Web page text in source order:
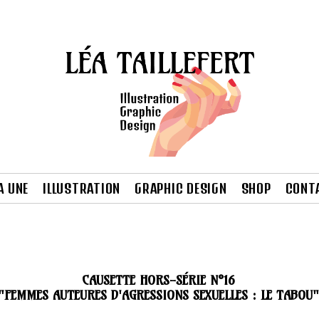
UNE ILLUSTRATION GRAPHIC DESIGN SHOP
CAUSETTE HORS-SÉRIE N°16
AUTEURES D'AGRESSIONS SEXUELLES : LE TABOU"